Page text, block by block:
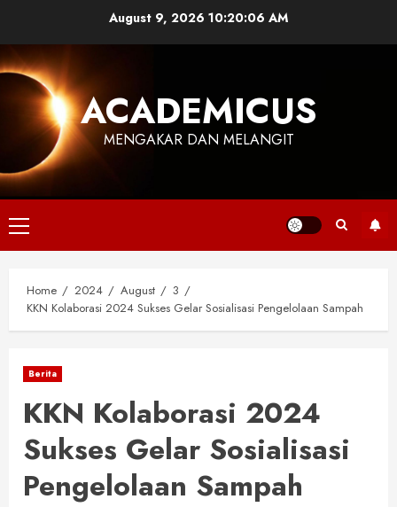
content
August 9, 202610:20:07 AM
ACADEMICUS
MENGAKAR DAN MELANGIT
Primary
Menu
Home 2024 August
3
KKN Kolaborasi 2024 Sukses Gelar Sosialisasi Pengelolaan Sampah
Berita
KKN Kolaborasi 2024
Sukses Gelar Sosialisasi
Pengelolaan Sampah